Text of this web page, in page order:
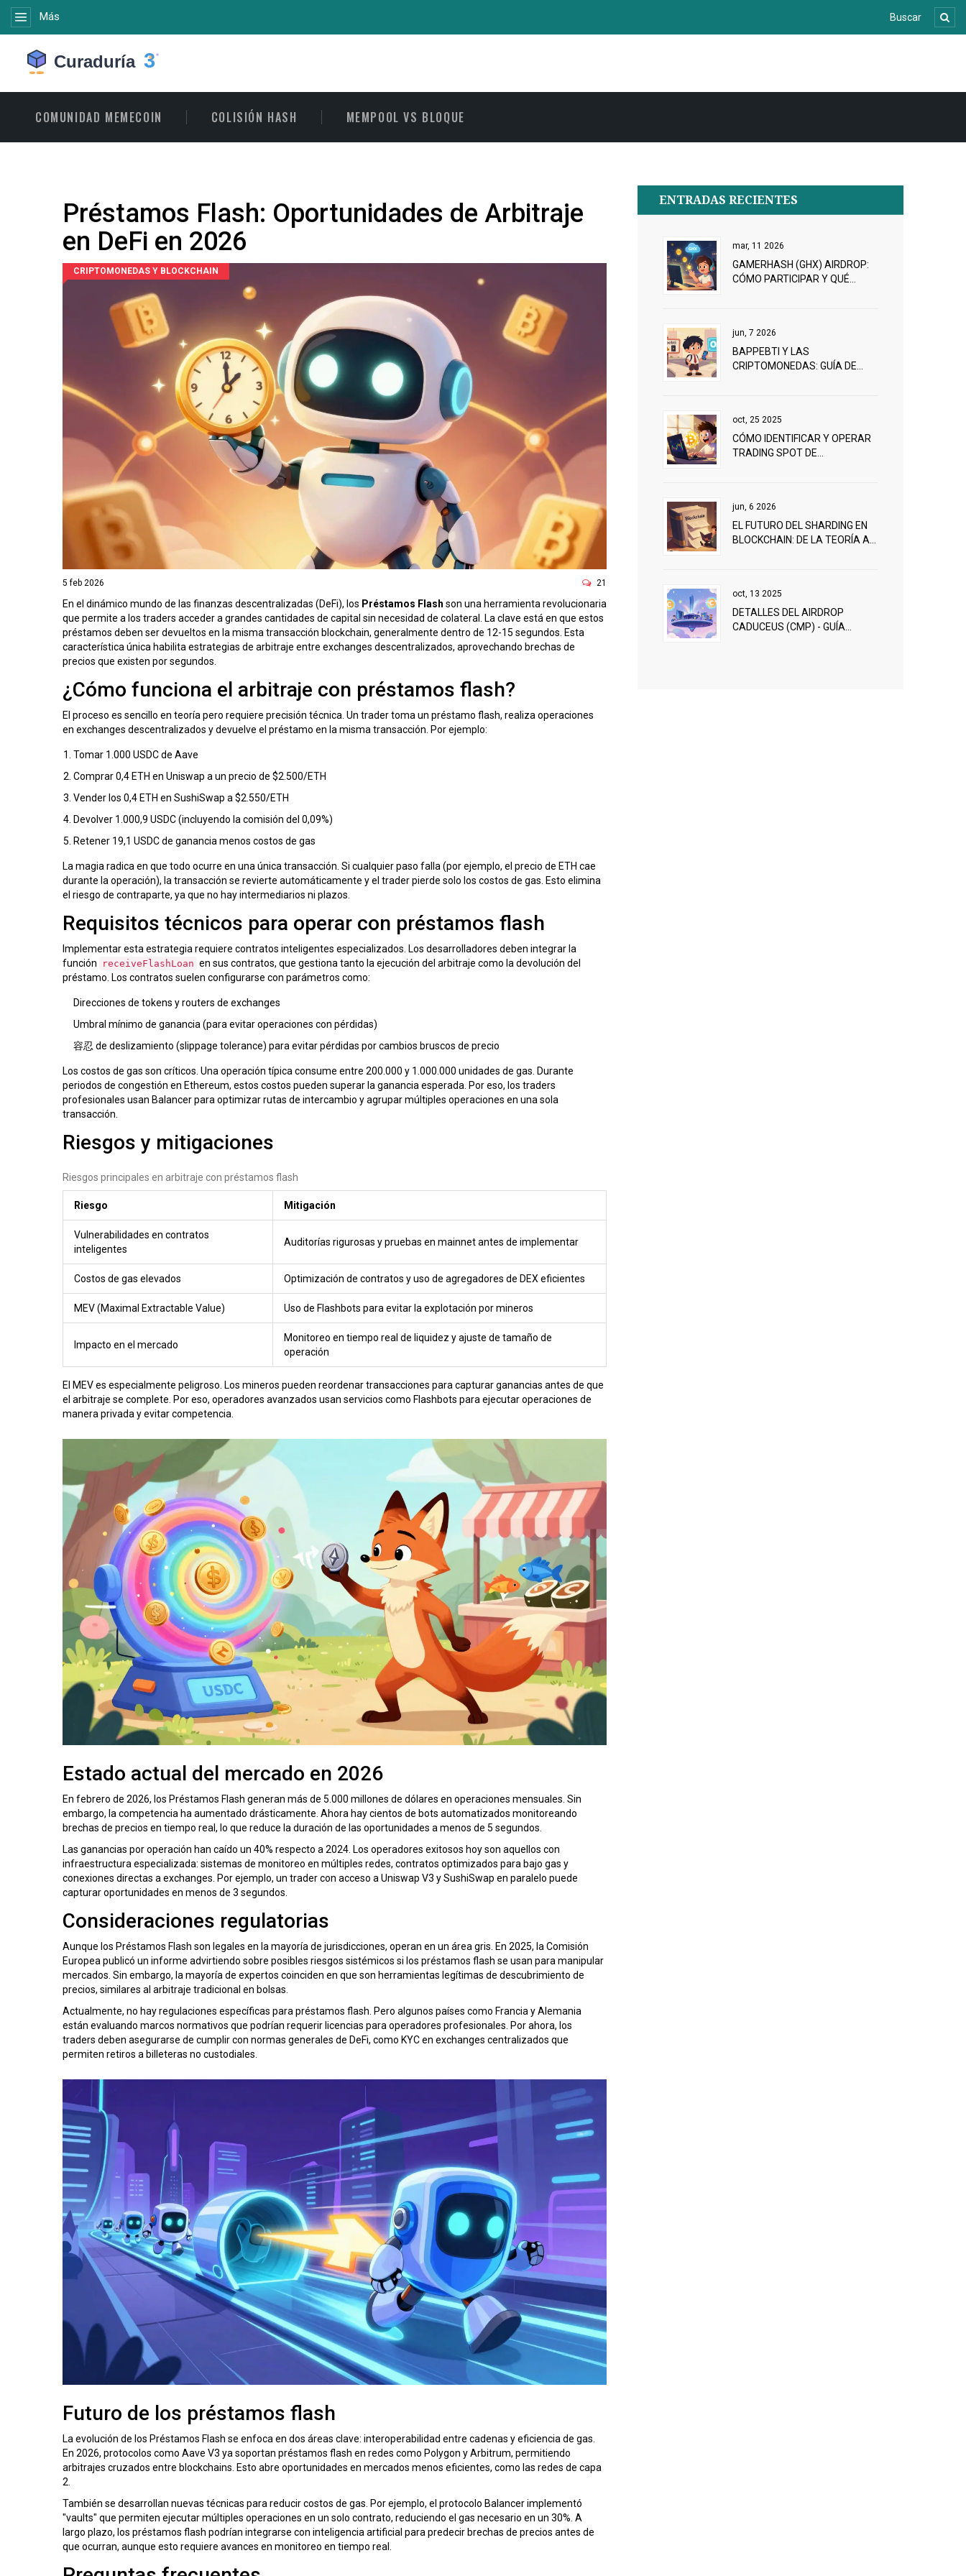
Más
COMUNIDAD MEMECOIN COLISIÓN HASH MEMPOOL VS BLOQUE
Préstamos Flash: Oportunidades de Arbitraje
en DeFi en 2026
CRIPTOMONEDAS Y BLOCKCHAIN
5 feb 2026 21
En el dinámico mundo de las finanzas descentralizadas (DeFi), los Préstamos Flash son una herramienta revolucionaria
que permite a los traders acceder a grandes cantidades de capital sin necesidad de colateral. La clave está en que estos
préstamos deben ser devueltos en la misma transacción blockchain, generalmente dentro de 12-15 segundos. Esta
característica única habilita estrategias de arbitraje entre exchanges descentralizados, aprovechando brechas de
precios que existen por segundos.
¿Cómo funciona el arbitraje con préstamos flash?
El proceso es sencillo en teoría pero requiere precisión técnica. Un trader toma un préstamo flash, realiza operaciones
en exchanges descentralizados y devuelve el préstamo en la misma transacción. Por ejemplo:
Tomar 1.000 USDC de Aave
Comprar 0,4 ETH en Uniswap a un precio de $2.500/ETH
Vender los 0,4 ETH en SushiSwap a $2.550/ETH
Devolver 1.000,9 USDC (incluyendo la comisión del 0,09%)
Retener 19,1 USDC de ganancia menos costos de gas
La magia radica en que todo ocurre en una única transacción. Si cualquier paso falla (por ejemplo, el precio de ETH cae
durante la operación), la transacción se revierte automáticamente y el trader pierde solo los costos de gas. Esto elimina
el riesgo de contraparte, ya que no hay intermediarios ni plazos.
Requisitos técnicos para operar con préstamos flash
Implementar esta estrategia requiere contratos inteligentes especializados. Los desarrolladores deben integrar la
función
receiveFlashLoan en sus contratos, que gestiona tanto la ejecución del arbitraje como la devolución del
préstamo. Los contratos suelen configurarse con parámetros como:
Direcciones de tokens y routers de exchanges
Umbral mínimo de ganancia (para evitar operaciones con pérdidas)
容忍 de deslizamiento (slippage tolerance) para evitar pérdidas por cambios bruscos de precio
Los costos de gas son críticos. Una operación típica consume entre 200.000 y 1.000.000 unidades de gas. Durante
periodos de congestión en Ethereum, estos costos pueden superar la ganancia esperada. Por eso, los traders
profesionales usan Balancerpara optimizar rutas de intercambio y agrupar múltiples operaciones en una sola
transacción.
Riesgos y mitigaciones
Riesgos principales en arbitraje con préstamos flash
Riesgo Mitigación
Vulnerabilidades en contratos
inteligentes
Auditorías rigurosas y pruebas en mainnet antes de implementar
Costos de gas elevados Optimización de contratos y uso de agregadores de DEX eficientes
MEV (Maximal Extractable Value) Uso de Flashbots para evitar la explotación por mineros
Impacto en el mercado
Monitoreo en tiempo real de liquidez y ajuste de tamaño de
operación
El MEVes especialmente peligroso. Los mineros pueden reordenar transacciones para capturar ganancias antes de que
el arbitraje se complete. Por eso, operadores avanzados usan servicios como Flashbots para ejecutar operaciones de
manera privada y evitar competencia.
Estado actual del mercado en 2026
En febrero de 2026, los Préstamos Flash generan más de 5.000 millones de dólares en operaciones mensuales. Sin
embargo, la competencia ha aumentado drásticamente. Ahora hay cientos de bots automatizados monitoreando
brechas de precios en tiempo real, lo que reduce la duración de las oportunidades a menos de 5 segundos.
Las ganancias por operación han caído un 40% respecto a 2024. Los operadores exitosos hoy son aquellos con
infraestructura especializada: sistemas de monitoreo en múltiples redes, contratos optimizados para bajo gas y
conexiones directas a exchanges. Por ejemplo, un trader con acceso a Uniswap V3 ySushiSwap en paralelo puede
capturar oportunidades en menos de 3 segundos.
Consideraciones regulatorias
Aunque los Préstamos Flash son legales en la mayoría de jurisdicciones, operan en un área gris. En 2025, la Comisión
Europea publicó un informe advirtiendo sobre posibles riesgos sistémicos si los préstamos flash se usan para manipular
mercados. Sin embargo, la mayoría de expertos coinciden en que son herramientas legítimas de descubrimiento de
precios, similares al arbitraje tradicional en bolsas.
Actualmente, no hay regulaciones específicas para préstamos flash. Pero algunos países como Francia y Alemania
están evaluando marcos normativos que podrían requerir licencias para operadores profesionales. Por ahora, los
traders deben asegurarse de cumplir con normas generales de DeFi, como KYC en exchanges centralizados que
permiten retiros a billeteras no custodiales.
Futuro de los préstamos flash
La evolución de los Préstamos Flash se enfoca en dos áreas clave: interoperabilidad entre cadenas y eficiencia de gas.
En 2026, protocolos como Aave V3 ya soportan préstamos flash en redes como Polygon y Arbitrum, permitiendo
arbitrajes cruzados entre blockchains. Esto abre oportunidades en mercados menos eficientes, como las redes de capa
2.
También se desarrollan nuevas técnicas para reducir costos de gas. Por ejemplo, el protocolo Balancerimplementó
"vaults" que permiten ejecutar múltiples operaciones en un solo contrato, reduciendo el gas necesario en un 30%. A
largo plazo, los préstamos flash podrían integrarse con inteligencia artificial para predecir brechas de precios antes de
que ocurran, aunque esto requiere avances en monitoreo en tiempo real.
ENTRADAS RECIENTES
mar, 11 2026
GAMERHASH (GHX) AIRDROP:
CÓMO PARTICIPAR Y QUÉ
jun, 7 2026
BAPPEBTI Y LAS
CRIPTOMONEDAS: GUÍA DE
oct, 25 2025
CÓMO IDENTIFICAR Y OPERAR
TRADING SPOT DE
jun, 6 2026
EL FUTURO DEL SHARDING EN
BLOCKCHAIN: DE LA TEORÍA A
oct, 13 2025
DETALLES DEL AIRDROP
CADUCEUS (CMP) - GUÍA